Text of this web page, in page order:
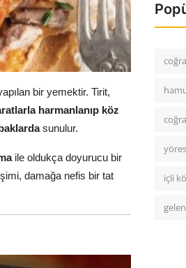
bir yemektir. Tirit,
harmanlanıp köz
sunulur.
ile oldukça doyurucu bir
damağa nefis bir tat
içli